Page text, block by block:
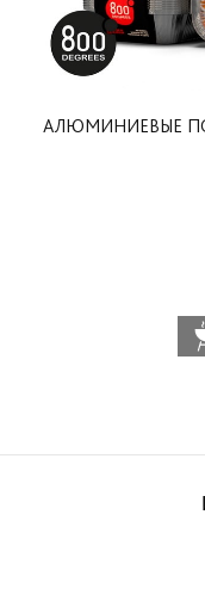
АЛЮМИНИЕВЫЕ